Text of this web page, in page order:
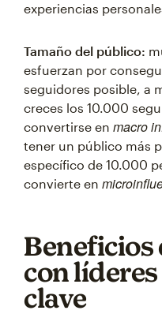
experiencias
Tamaño del público:
esfuerzan por
seguidores posible, a
creces los 10.000
convertirse en macro
tener un público más
específico de 10.000
convierte en
Beneficios
con
clave